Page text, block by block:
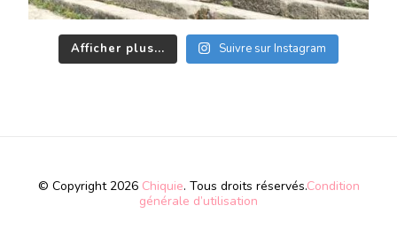
Afficher plus... Suivre sur Instagram
© Copyright 2026 Chiquie. Tous droits réservés.Condition
générale d’utilisation